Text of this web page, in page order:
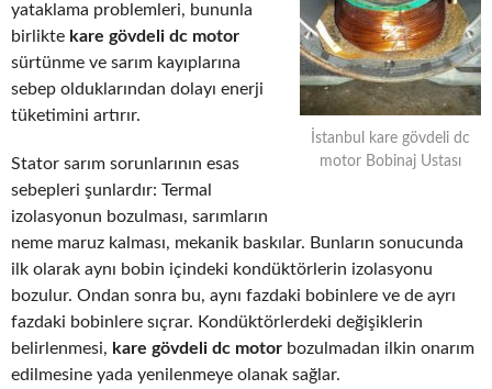
İstanbul kare gövdeli dc
motor Bobinaj Ustası
yataklama problemleri, bununla
birlikte kare gövdeli dc motor
sürtünme ve sarım kayıplarına
sebep olduklarından dolayı enerji
tüketimini artırır.
Stator sarım sorunlarının esas
sebepleri şunlardır: Termal
izolasyonun bozulması, sarımların
neme maruz kalması, mekanik baskılar. Bunların sonucunda
ilk olarak aynı bobin içindeki kondüktörlerin izolasyonu
bozulur. Ondan sonra bu, aynı fazdaki bobinlere ve de ayrı
fazdaki bobinlere sıçrar. Kondüktörlerdeki değişiklerin
belirlenmesi, kare gövdeli dc motor bozulmadan ilkin onarım
edilmesine yada yenilenmeye olanak sağlar.